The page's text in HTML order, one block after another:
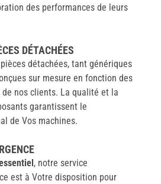
des performances de leurs
DÉTACHÉES
détachées, tant génériques
sur mesure en fonction des
nos clients. La qualité et la
garantissent le
de Vos machines.
, notre service
est à Votre disposition pour